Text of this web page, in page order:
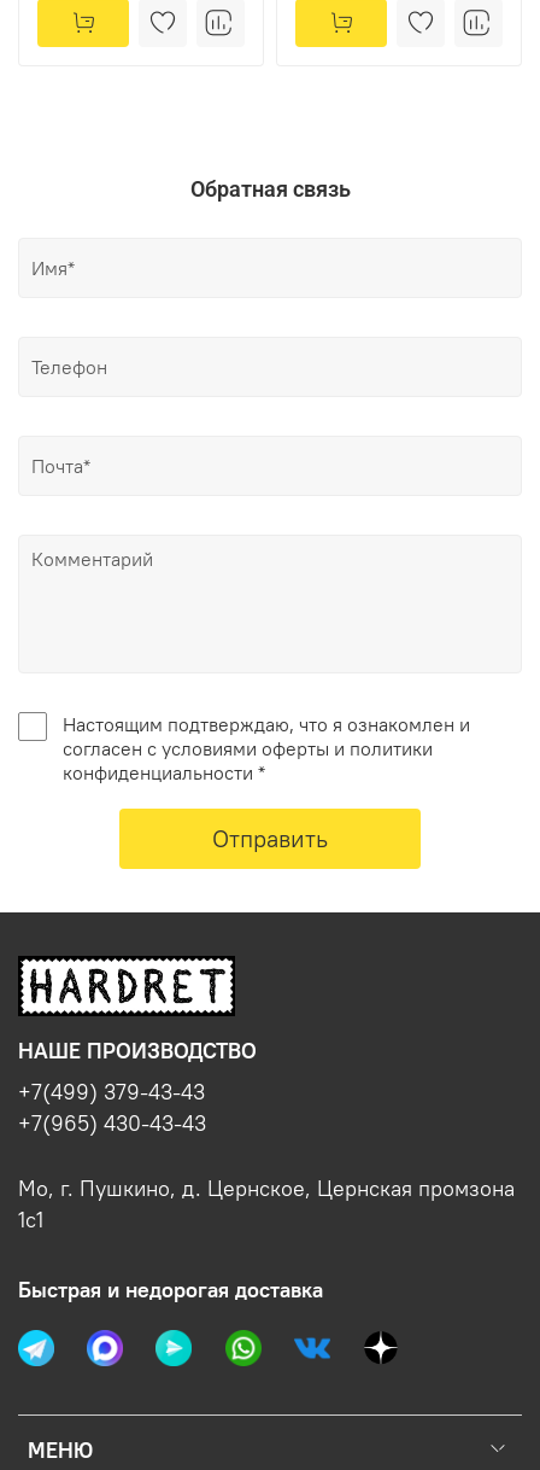
Обратная связь
Настоящим подтверждаю, что я ознакомлен и
согласен с условиями оферты и политики
конфиденциальности *
Отправить
МЕНЮ
НАШЕ ПРОИЗВОДСТВО
+7(499) 379-43-43
+7(965) 430-43-43
Мо, г. Пушкино, д. Цернское, Цернская промзона
1с1
Быстрая и недорогая доставка